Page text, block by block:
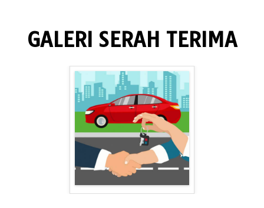
GALERI SERAH TERIMA